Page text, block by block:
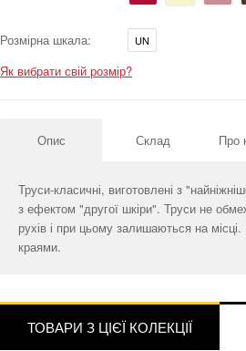
Розмірна шкала: UN
Як вибрати свій розмір?
Опис Склад Про
Труси-класичні, виготовлені з
з ефектом "другої шкіри". Труси не
рухів і при цьому залишаються на
краями.
ТОВАРИ З ЦІЄЇ КОЛЕКЦІЇ